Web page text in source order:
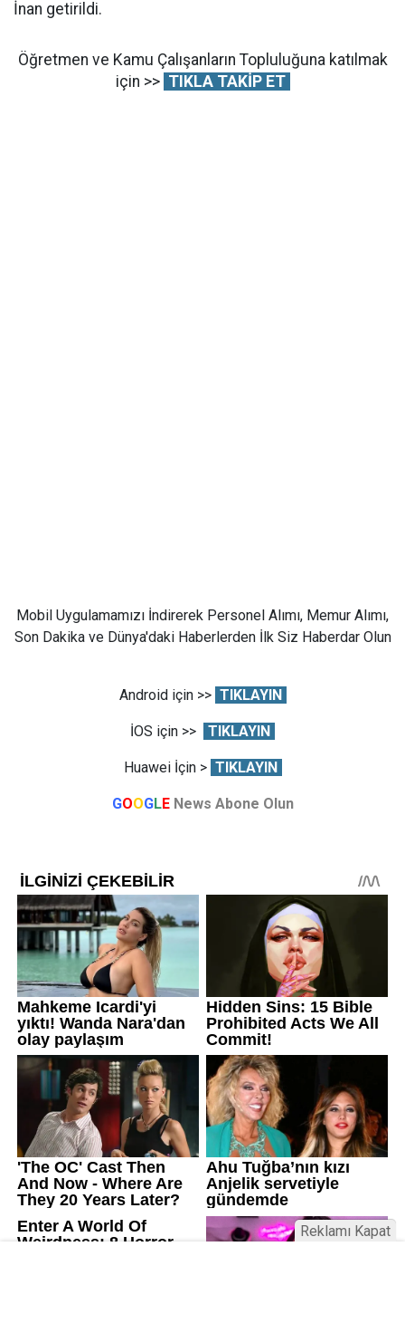
İnan getirildi.
Öğretmen ve Kamu Çalışanların Topluluğuna katılmak
için >> TIKLA TAKİP ET
Mobil Uygulamamızı İndirerek Personel Alımı, Memur Alımı,
Son Dakika ve Dünya'daki Haberlerden İlk Siz Haberdar Olun
Android için >> TIKLAYIN
İOS için >> TIKLAYIN
Huawei İçin > TIKLAYIN
GOOGLE News Abone Olun
Reklamı Kapat